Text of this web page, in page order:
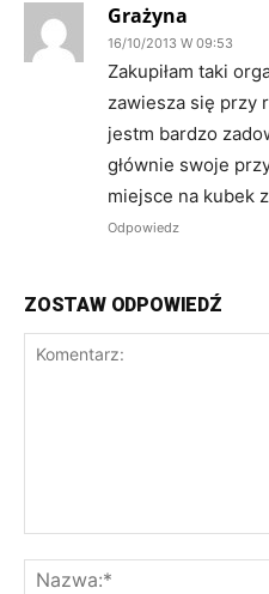
Grażyna
16/10/2013 W 09:53
Zakupiłam taki
zawiesza się przy
jestm bardzo
głównie swoje
miejsce na kubek
Odpowiedz
ZOSTAW ODPOWIEDŹ